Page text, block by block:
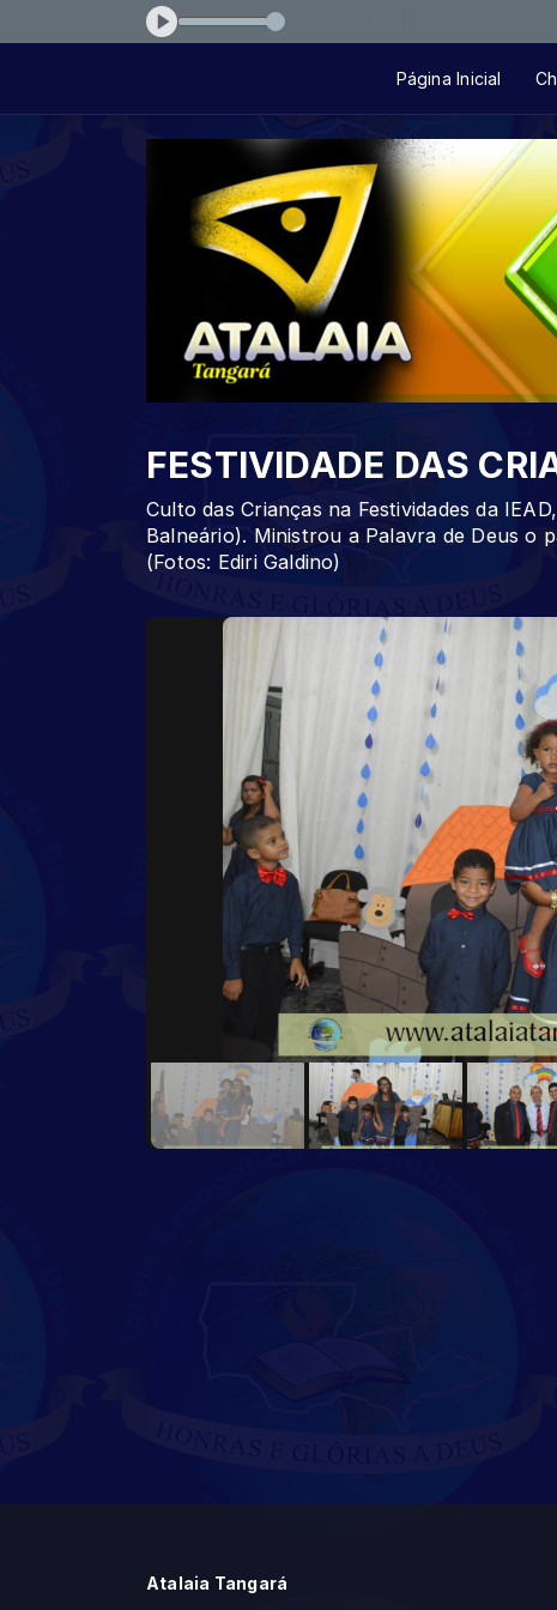
me-amas-43a71a
Página Inicial
FESTIVIDADE DAS
Culto das Crianças na Festividades da
Balneário). Ministrou a Palavra de Deus o
(Fotos: Ediri Galdino)
Atalaia Tangará